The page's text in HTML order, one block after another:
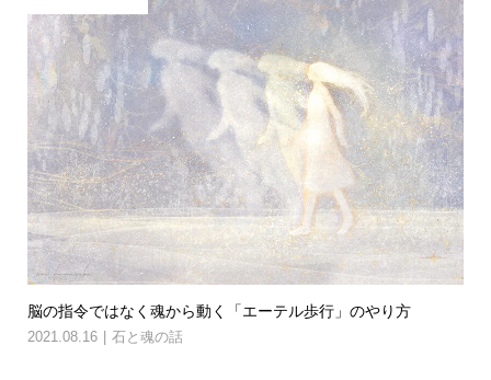
脳の指令ではなく魂から動く「エーテル歩行」のやり方
2021.08.16 石と魂の話